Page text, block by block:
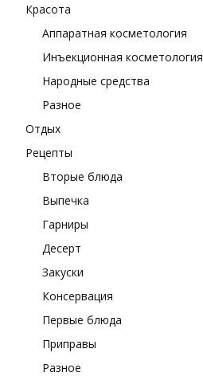
Красота
Аппаратная косметология
Инъекционная косметология
Народные средства
Разное
Отдых
Рецепты
Вторые блюда
Выпечка
Гарниры
Десерт
Закуски
Консервация
Первые блюда
Приправы
Разное